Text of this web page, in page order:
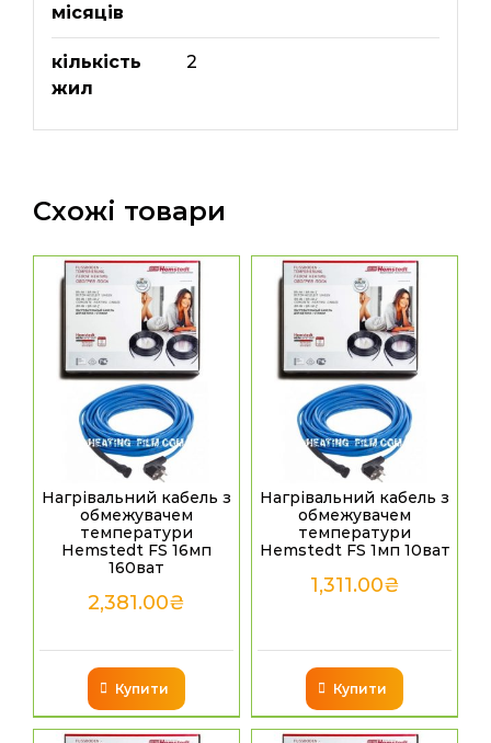
місяців
кількість
жил
2
Схожі товари
Нагрівальний кабель з
обмежувачем
температури
Hemstedt FS 16мп
160ват
2,381.00₴
Купити
Нагрівальний кабель з
обмежувачем
температури
Hemstedt FS 1мп 10ват
1,311.00₴
Купити